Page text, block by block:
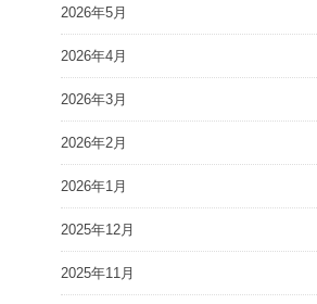
2026年5月
2026年4月
2026年3月
2026年2月
2026年1月
2025年12月
2025年11月